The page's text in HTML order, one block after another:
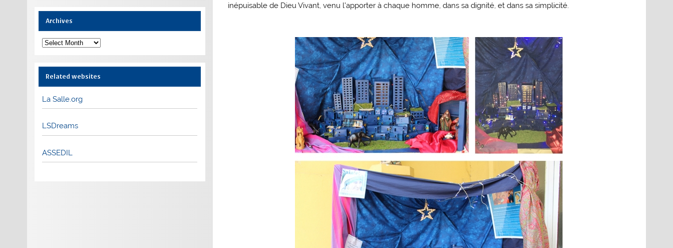
inépuisable de Dieu Vivant, venu l’apporter à chaque homme, dans sa dignité, et dans sa simplicité.
Archives
Archives
Related websites
La Salle.org
LSDreams
ASSEDIL